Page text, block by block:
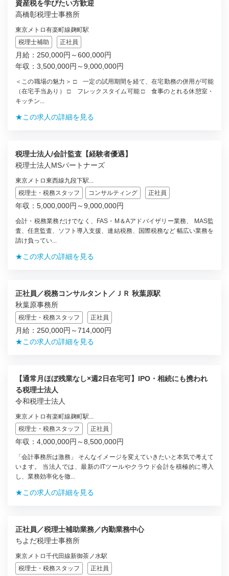
資産税を学びたい方歓迎
高橋彰税理士事務所
東京メトロ有楽町線麹町駅
税理士補助
正社員
月給：250,000円～600,000円
年収：3,500,000円～9,000,000円
＜この職場の魅力＞ □ 一定の試用期間を経て、在宅勤務の併用が可能
（在宅手当あり） □ フレックスタイム可能 □ 食事のとれる休憩室・
キッチン...
★この求人の詳細を見る
税理士法人/会計監査【経験者優遇】
税理士法人MSパートナーズ
東京メトロ東西線九段下駅...
税理士・税務スタッフ
コンサルティング 正社員
年収：5,000,000円～9,000,000円
会計・税務業務だけでなく、FAS・M＆Aアドバイザリー業務、 MAS監
査、任意監査、ソフト導入支援、連結税務、国際税務など 幅広い業務を
請け負ってい...
★この求人の詳細を見る
正社員／税務コンサルタント／ＪＲ 秋葉原駅
秋葉原事務所
税理士・税務スタッフ 正社員
月給：250,000円～714,000円
★この求人の詳細を見る
【通常月ほぼ残業なし×週2日在宅可】IPO・相続にも携われ
る税理士法人
令和税理士法人
東京メトロ有楽町線麹町駅...
税理士・税務スタッフ
正社員
年収：4,000,000円～8,500,000円
「会計事務所は激務」 そんなイメージを変えていきたいと本気で考えて
います。 当法人では、最新のITツールやクラウド会計を積極的に導入
し、業務効率化を徹...
★この求人の詳細を見る
正社員／税理士補助業務／内勤業務中心
ちよだ税理士事務所
東京メトロ千代田線新御茶ノ水駅
税理士・税務スタッフ
正社員